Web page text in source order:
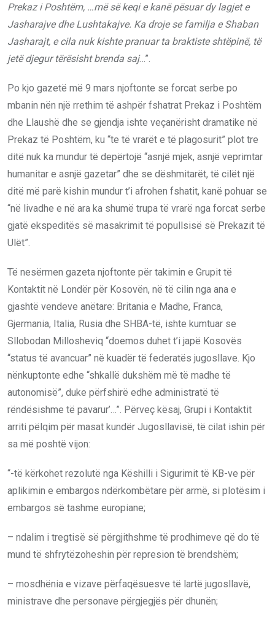
Prekaz i Poshtëm, …më së keqi e kanë pësuar dy lagjet e
Jasharajve dhe Lushtakajve. Ka droje se familja e Shaban
Jasharajt, e cila nuk kishte pranuar ta braktiste shtëpinë, të
jetë djegur tërësisht brenda saj…”.
Po kjo gazetë më 9 mars njoftonte se forcat serbe po
mbanin nën një rrethim të ashpër fshatrat Prekaz i Poshtëm
dhe Llaushë dhe se gjendja ishte veçanërisht dramatike në
Prekaz të Poshtëm, ku “te të vrarët e të plagosurit” plot tre
ditë nuk ka mundur të depërtojë “asnjë mjek, asnjë veprimtar
humanitar e asnjë gazetar” dhe se dëshmitarët, të cilët një
ditë më parë kishin mundur t’i afrohen fshatit, kanë pohuar se
“në livadhe e në ara ka shumë trupa të vrarë nga forcat serbe
gjatë ekspeditës së masakrimit të popullsisë së Prekazit të
Ulët”.
Të nesërmen gazeta njoftonte për takimin e Grupit të
Kontaktit në Londër për Kosovën, në të cilin nga ana e
gjashtë vendeve anëtare: Britania e Madhe, Franca,
Gjermania, Italia, Rusia dhe SHBA-të, ishte kumtuar se
Sllobodan Millosheviq “doemos duhet t’i japë Kosovës
“status të avancuar” në kuadër të federatës jugosllave. Kjo
nënkuptonte edhe “shkallë dukshëm më të madhe të
autonomisë”, duke përfshirë edhe administratë të
rëndësishme të pavarur’…”. Përveç kësaj, Grupi i Kontaktit
arriti pëlqim për masat kundër Jugosllavisë, të cilat ishin për
sa më poshtë vijon:
“-të kërkohet rezolutë nga Këshilli i Sigurimit të KB-ve për
aplikimin e embargos ndërkombëtare për armë, si plotësim i
embargos së tashme europiane;
– ndalim i tregtisë së përgjithshme të prodhimeve që do të
mund të shfrytëzoheshin për represion të brendshëm;
– mosdhënia e vizave përfaqësuesve të lartë jugosllavë,
ministrave dhe personave përgjegjës për dhunën;